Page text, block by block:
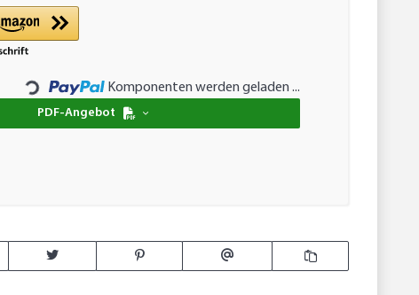
Loading...
Komponenten werden geladen ...
PDF-Angebot